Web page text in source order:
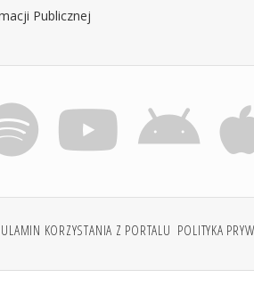
Publicznej
KORZYSTANIA Z PORTALU POLITYKA